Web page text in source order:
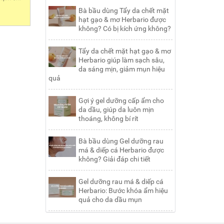
Bà bầu dùng Tẩy da chết mặt
hạt gạo & mơ Herbario được
không? Có bị kích ứng không?
Tẩy da chết mặt hạt gạo & mơ
Herbario giúp làm sạch sâu,
da sáng mịn, giảm mụn hiệu
quả
Gợi ý gel dưỡng cấp ẩm cho
da dầu, giúp da luôn mịn
thoáng, không bí rít
Bà bầu dùng Gel dưỡng rau
má & diếp cá Herbario được
không? Giải đáp chi tiết
Gel dưỡng rau má & diếp cá
Herbario: Bước khóa ẩm hiệu
quả cho da dầu mụn